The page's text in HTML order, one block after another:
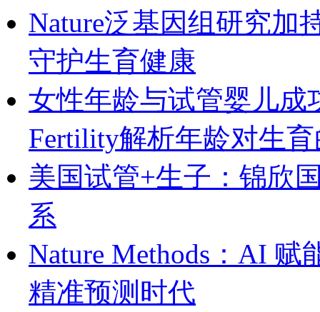
Nature泛基因组研究加
守护生育健康
女性年龄与试管婴儿成
Fertility解析年龄对生
美国试管+生子：锦欣
系
Nature Methods：AI
精准预测时代